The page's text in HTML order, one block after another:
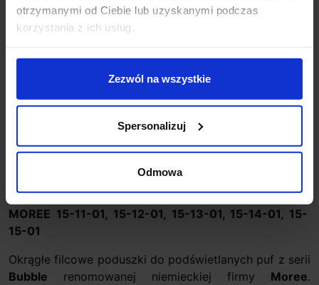
otrzymanymi od Ciebie lub uzyskanymi podczas
korzystania z ich usług.
Zezwól na wszystkie
Spersonalizuj
Odmowa
Koszt dostawy
Zapytaj o produkt
Opis
Filcowe poduszki do podświetlanych puf Bubble firmy
MOREE 15-11-01, 15-12-01, 15-13-01, 15-14-01, 15-
15-01
Okrągłe filcowe poduszki do podświetlanych puf z serii
Bubble renomowanej niemieckiej firmy Moree.